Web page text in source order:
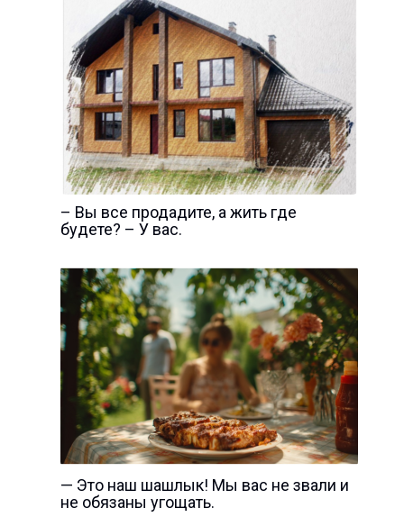
– Вы все продадите, а жить где
будете? – У вас.
— Это наш шашлык! Мы вас не звали и
не обязаны угощать.